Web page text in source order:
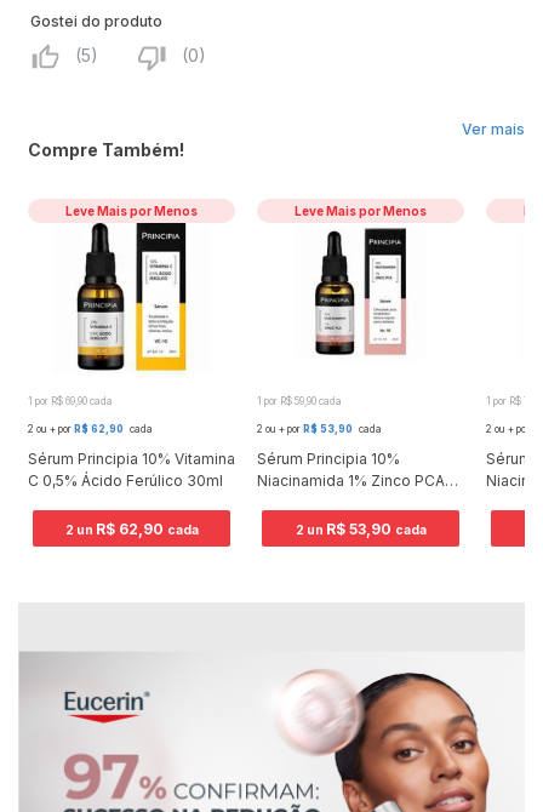
Gostei do produto
(5) (0)
Ver mais
Compre Também!
Leve Mais por Menos
1 por R$ 69,90 cada
2 ou + por R$ 62,90 cada
Sérum Principia 10% Vitamina
C 0,5% Ácido Ferúlico 30ml
2 un R$ 62,90 cada
Leve Mais por Menos
1 por R$ 59,90 cada
2 ou + por R$ 53,90 cada
Sérum Principia 10%
Niacinamida 1% Zinco PCA
2 un R$ 53,90 cada
1 por R$
2 ou + por
Sérum